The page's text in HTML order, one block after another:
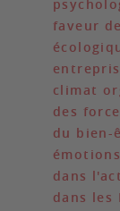
faveur
climat
des
du bien-
dans
dans les